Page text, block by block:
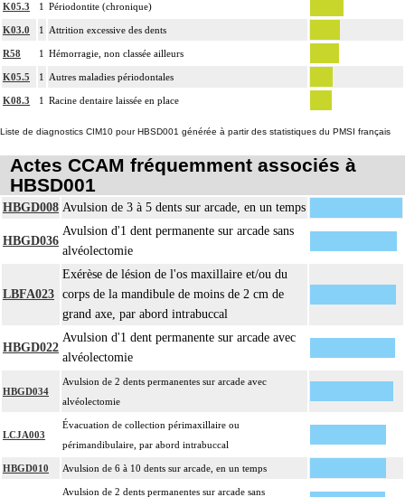
K05.3 1 Périodontite (chronique)
K03.0 1 Attrition excessive des dents
R58 1 Hémorragie, non classée ailleurs
K05.5 1 Autres maladies périodontales
K08.3 1 Racine dentaire laissée en place
Liste de diagnostics CIM10 pour HBSD001 générée à partir des statistiques du PMSI français
Actes CCAM fréquemment associés à
HBSD001
HBGD008 Avulsion de 3 à 5 dents sur arcade, en un temps
HBGD036
Avulsion d'1 dent permanente sur arcade sans
alvéolectomie
LBFA023
Exérèse de lésion de l'os maxillaire et/ou du
corps de la mandibule de moins de 2 cm de
grand axe, par abord intrabuccal
HBGD022
Avulsion d'1 dent permanente sur arcade avec
alvéolectomie
HBGD034
Avulsion de 2 dents permanentes sur arcade avec
alvéolectomie
LCJA003
Évacuation de collection périmaxillaire ou
périmandibulaire, par abord intrabuccal
HBGD010 Avulsion de 6 à 10 dents sur arcade, en un temps
Avulsion de 2 dents permanentes sur arcade sans